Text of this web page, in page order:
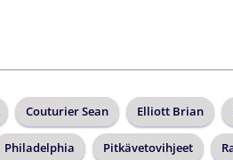
Couturier Sean Elliott Brian
Philadelphia Pitkävetovihjeet